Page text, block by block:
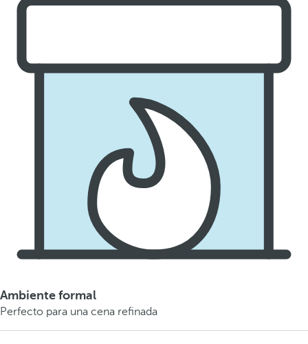
Ambiente formal
Perfecto para una cena refinada